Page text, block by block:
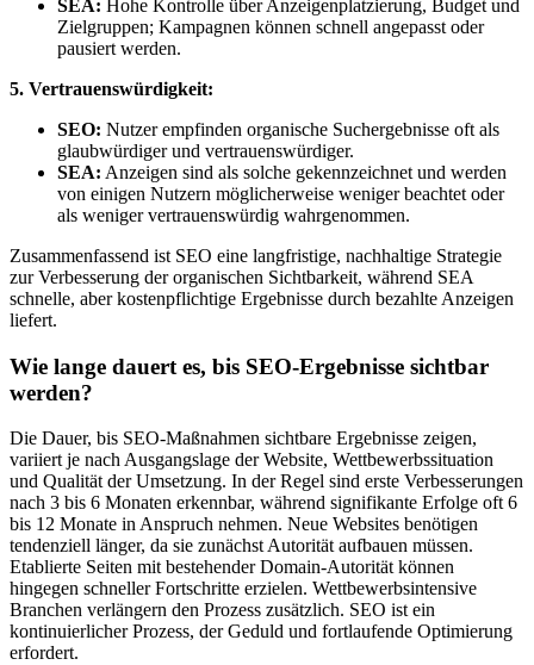
SEA: Hohe Kontrolle über Anzeigenplatzierung, Budget und
Zielgruppen; Kampagnen können schnell angepasst oder
pausiert werden.
5. Vertrauenswürdigkeit:
SEO: Nutzer empfinden organische Suchergebnisse oft als
glaubwürdiger und vertrauenswürdiger.
SEA: Anzeigen sind als solche gekennzeichnet und werden
von einigen Nutzern möglicherweise weniger beachtet oder
als weniger vertrauenswürdig wahrgenommen.
Zusammenfassend ist SEO eine langfristige, nachhaltige Strategie
zur Verbesserung der organischen Sichtbarkeit, während SEA
schnelle, aber kostenpflichtige Ergebnisse durch bezahlte Anzeigen
liefert.
Wie lange dauert es, bis SEO-Ergebnisse sichtbar
werden?
Die Dauer, bis SEO-Maßnahmen sichtbare Ergebnisse zeigen,
variiert je nach Ausgangslage der Website, Wettbewerbssituation
und Qualität der Umsetzung. In der Regel sind erste Verbesserungen
nach 3 bis 6 Monaten erkennbar, während signifikante Erfolge oft 6
bis 12 Monate in Anspruch nehmen. Neue Websites benötigen
tendenziell länger, da sie zunächst Autorität aufbauen müssen.
Etablierte Seiten mit bestehender Domain-Autorität können
hingegen schneller Fortschritte erzielen. Wettbewerbsintensive
Branchen verlängern den Prozess zusätzlich. SEO ist ein
kontinuierlicher Prozess, der Geduld und fortlaufende Optimierung
erfordert.